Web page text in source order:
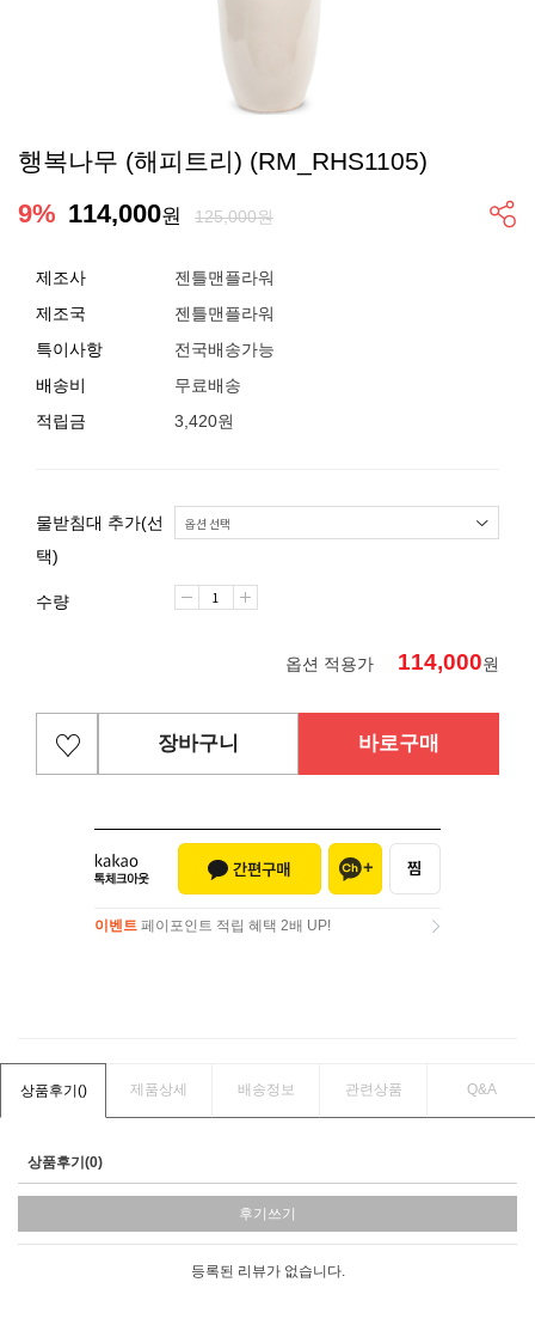
행복나무 (해피트리) (RM_RHS1105)
9% 114,000원 125,000원
제조사
젠틀맨플라워
제조국
젠틀맨플라워
특이사항
전국배송가능
배송비
무료배송
적립금
3,420원
물받침대 추가(선
택)
수량
옵션 적용가 114,000원
장바구니 바로구매
이벤트 페이포인트 적립 혜택 2배 UP!
상품후기() 제품상세 배송정보 관련상품 Q&A
상품후기(0)
후기쓰기
등록된 리뷰가 없습니다.